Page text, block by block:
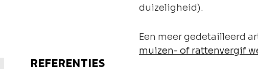
duizeligheid).
Een meer gedetailleerd
muizen- of rattenvergif
REFERENTIES